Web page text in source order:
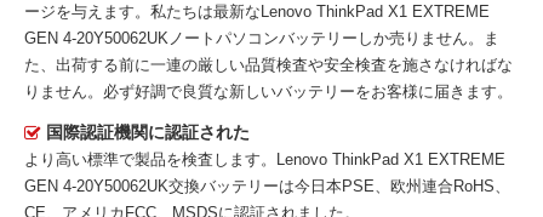
ージを与えます。私たちは最新な Lenovo ThinkPad X1 EXTREME
GEN 4-20Y50062UKノートパソコンバッテリー しか売りません。ま
た、出荷する前に一連の厳しい品質検査や安全検査を施さなければな
りません。必ず好調で良質な新しいバッテリーをお客様に届きます。
国際認証機関に認証された
より高い標準で製品を検査します。Lenovo ThinkPad X1 EXTREME
GEN 4-20Y50062UK交換バッテリーは今日本PSE、欧州連合RoHS、
CE、アメリカFCC、MSDSに認証されました。